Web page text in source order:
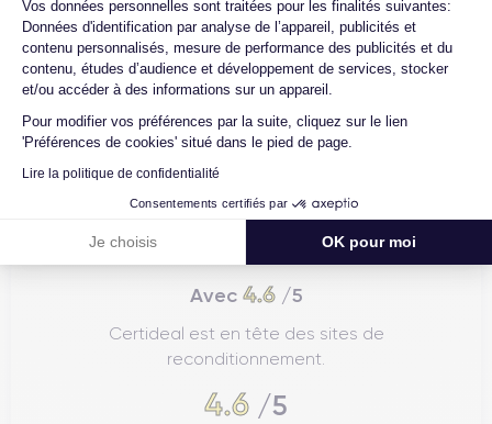
Vos données personnelles sont traitées pour les finalités suivantes:
Données d'identification par analyse de l’appareil, publicités et
contenu personnalisés, mesure de performance des publicités et du
contenu, études d’audience et développement de services, stocker
et/ou accéder à des informations sur un appareil.
Pour modifier vos préférences par la suite, cliquez sur le lien
'Préférences de cookies' situé dans le pied de page.
Lire la politique de confidentialité
Consentements certifiés par
Je choisis OK pour moi
Avec 4.6/5
Certideal est en tête des sites de
reconditionnement.
4.6 /5